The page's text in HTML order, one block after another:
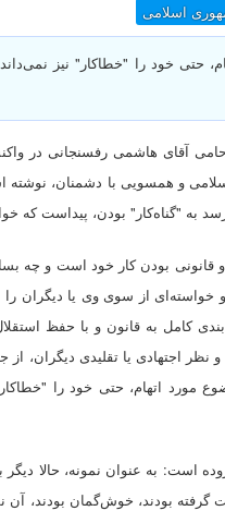
اسلامی
حتی خود را "خطاکار" نیز
حامی آقای هاشمی رفسنجانی
و همسویی با دشمنان،
به "گناه‌کار" بودن، پیداست که
بودن کار خود است و چه
و خواسته‌ای از سوی وی یا دیگران
کامل به قانون و با حفظ
و نظر اجتهادی یا تقلیدی دیگران،
مورد اتهام، حتی خود را
است: به عنوان نمونه، حالا
بودند، خوش‌گمان بودند، آن نظر